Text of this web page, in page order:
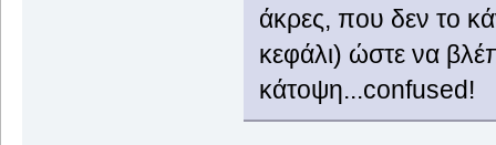
άκρες, που δεν το
κεφάλι) ώστε να
κάτοψη...confused!